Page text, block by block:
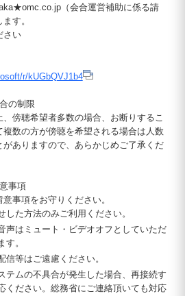
（会合運営補助に係る請
す。
さい
r/kUGbQVJ1b4
の制限
傍聴希望者多数の場合、お断りするこ
複数の方が傍聴を希望される場合は人数
ありますので、あらかじめご了承くだ
事項
事項をお守りください。
した方法のみご利用ください。
声はミュート・ビデオオフとしていただ
す。
信等はご遠慮ください。
テムの不具合が発生した場合、再接続す
ください。総務省にご連絡頂いても対応